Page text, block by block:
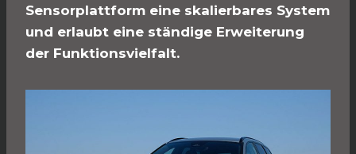
Sensorplattform eine skalierbares System
und erlaubt eine ständige Erweiterung
der Funktionsvielfalt.